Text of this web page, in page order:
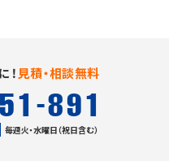
！ 見積・相談無料
891
毎週火・水曜日（祝日含む）